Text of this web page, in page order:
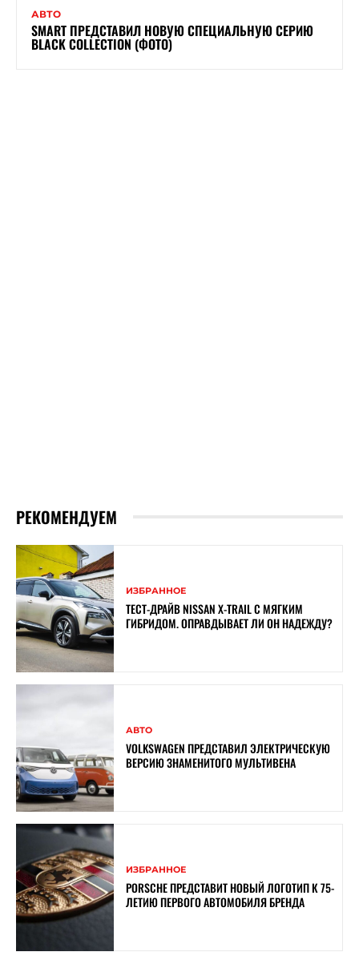
АВТО
SMART ПРЕДСТАВИЛ НОВУЮ СПЕЦИАЛЬНУЮ СЕРИЮ
BLACK COLLECTION (ФОТО)
РЕКОМЕНДУЕМ
ИЗБРАННОЕ
ТЕСТ-ДРАЙВ NISSAN X-TRAIL С МЯГКИМ
ГИБРИДОМ. ОПРАВДЫВАЕТ ЛИ ОН НАДЕЖДУ?
АВТО
VOLKSWAGEN ПРЕДСТАВИЛ ЭЛЕКТРИЧЕСКУЮ
ВЕРСИЮ ЗНАМЕНИТОГО МУЛЬТИВЕНА
ИЗБРАННОЕ
PORSCHE ПРЕДСТАВИТ НОВЫЙ ЛОГОТИП К 75-
ЛЕТИЮ ПЕРВОГО АВТОМОБИЛЯ БРЕНДА